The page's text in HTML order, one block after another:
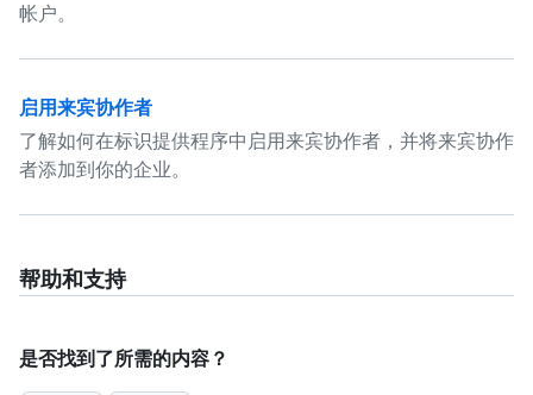
帐户。
启用来宾协作者
了解如何在标识提供程序中启用来宾协作者，并将来宾协作
者添加到你的企业。
帮助和支持
是否找到了所需的内容？